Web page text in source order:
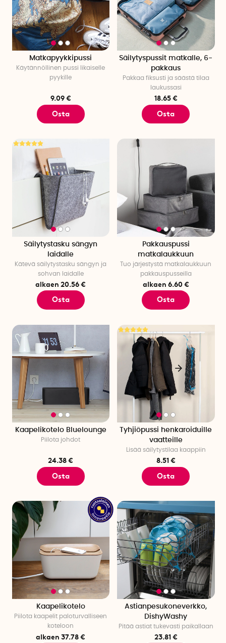
Matkapyykkipussi
Käytännöllinen pussi likaiselle
pyykille
9.09 €
Osta
Säilytyspussit matkalle, 6-
pakkaus
Pakkaa fiksusti ja säästä tilaa
laukussasi
18.65 €
Osta
Säilytystasku sängyn
laidalle
Kätevä säilytystasku sängyn ja
sohvan laidalle
alkaen 20.56 €
Osta
Pakkauspussi
matkalaukkuun
Tuo järjestystä matkalaukkuun
pakkauspusseilla
alkaen 6.60 €
Osta
Kaapelikotelo Bluelounge
Piilota johdot
24.38 €
Osta
Tyhjiöpussi henkaroiduille
vaatteille
Lisää säilytystilaa kaappiin
8.51 €
Osta
Kaapelikotelo
Piilota kaapelit paloturvalliseen
koteloon
alkaen 37.78 €
Astianpesukoneverkko,
DishyWashy
Pitää astiat tukevasti paikallaan
23.81 €